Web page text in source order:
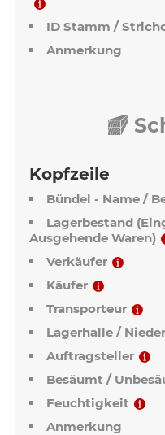
ID Stamm /
Anmerkung
Kopfzeile
Bündel - Name /
Lagerbestand
Ausgehende Waren)
Verkäufer
Käufer
Transporteur
Lagerhalle /
Auftragsteller
Besäumt /
Feuchtigkeit
Anmerkung